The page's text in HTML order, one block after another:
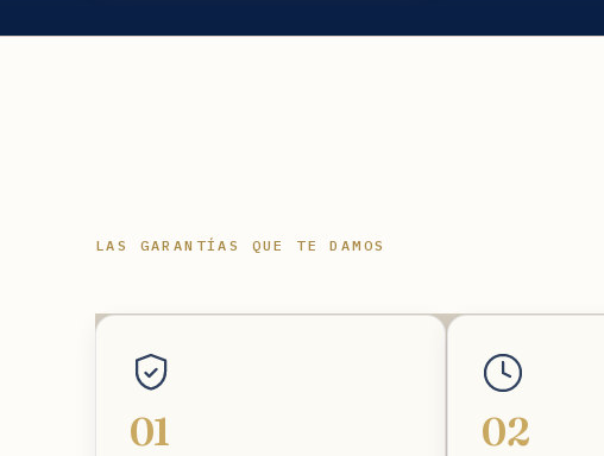
LAS GARANTÍAS QUE TE DAMOS
01 02